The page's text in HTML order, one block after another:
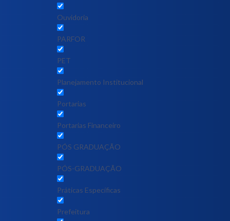
Ouvidoria
PARFOR
PET
Planejamento Institucional
Portarias
Portarias Financeiro
PÓS GRADUAÇÃO
PÓS-GRADUAÇÃO
Práticas Específicas
Prefeitura